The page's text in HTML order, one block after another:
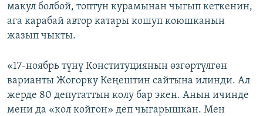
макул болбой, топтун курамынан чыгып кеткенин,
ага карабай автор катары кошуп коюшканын
жазып чыкты.
«17-ноябрь түнү Конституциянын өзгөртүлгөн
варианты Жогорку Кеңештин сайтына илинди. Ал
жерде 80 депутаттын колу бар экен. Анын ичинде
мени да «кол койгон» деп чыгарышкан. Мен